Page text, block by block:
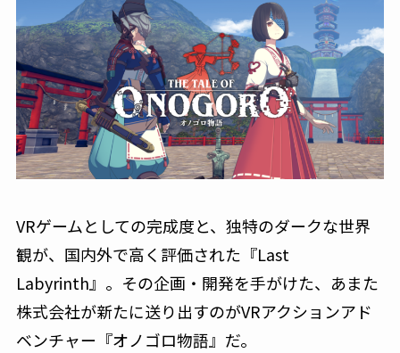
VRゲームとしての完成度と、独特のダークな世界
観が、国内外で高く評価された『Last
Labyrinth』。その企画・開発を手がけた、あまた
株式会社が新たに送り出すのがVRアクションアド
ベンチャー『オノゴロ物語』だ。